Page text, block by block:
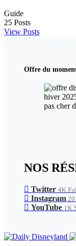
Guide
25 Posts
View Posts
Offre du
NOS
Twitter 4K
Instagram 20
YouTube 1K